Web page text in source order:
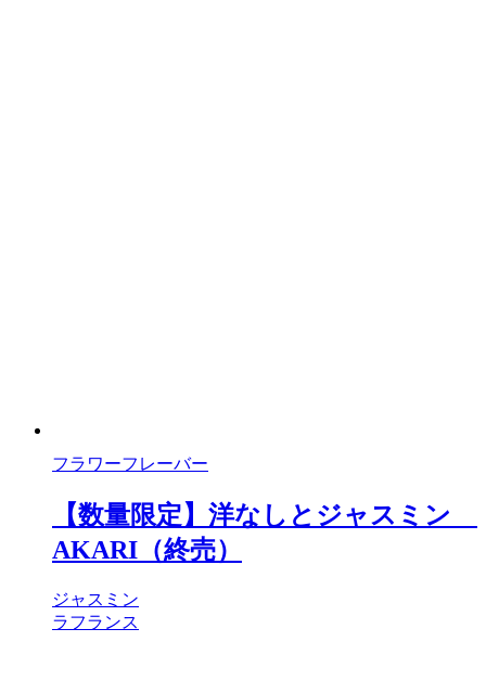
フラワーフレーバー
【数量限定】洋なしとジャスミン
AKARI（終売）
ジャスミン
ラフランス